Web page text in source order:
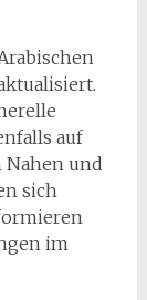
auf
Nahen und
sich
im